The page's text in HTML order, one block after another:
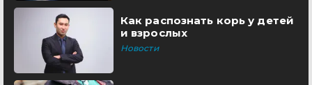
Как распознать корь у детей
и взрослых
Новости